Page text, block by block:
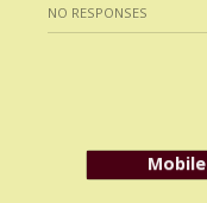
NO RESPONSES
Mobile